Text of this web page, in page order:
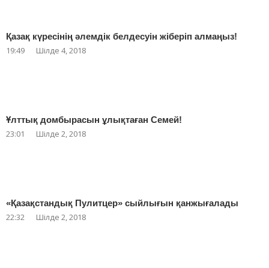
Қазақ күресінің әлемдік белдесуін жіберіп алмаңыз!
19:49 Шілде 4, 2018
Ұлттық домбырасын ұлықтаған Семей!
23:01 Шілде 2, 2018
«Қазақстандық Пулитцер» сыйлығын қанжығалады
22:32 Шілде 2, 2018